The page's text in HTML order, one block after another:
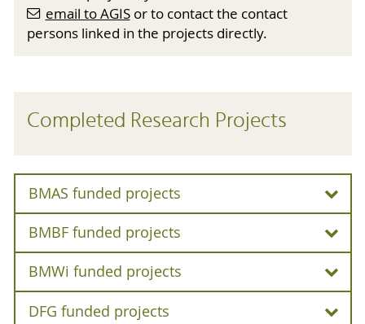
email to AGISor to contact the contact
persons linked in the projects directly.
Completed Research Projects
BMAS funded projects
"Work & Age" Branchen und Berufe im
Wandel – Auswirkungen der Alterung auf
die Arbeitswelt (BMAS)
»Flyer
BMBF funded projects
AgeGain (BMBF)
»Information
BMWi funded projects
RoRo (BMWi)
DFG funded projects